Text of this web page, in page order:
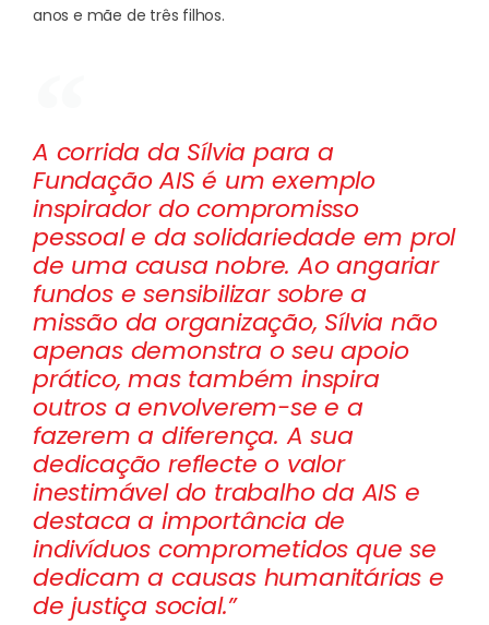
anos e mãe de três filhos.
A corrida da Sílvia para a
Fundação AIS é um exemplo
inspirador do compromisso
pessoal e da solidariedade em prol
de uma causa nobre. Ao angariar
fundos e sensibilizar sobre a
missão da organização, Sílvia não
apenas demonstra o seu apoio
prático, mas também inspira
outros a envolverem-se e a
fazerem a diferença. A sua
dedicação reflecte o valor
inestimável do trabalho da AIS e
destaca a importância de
indivíduos comprometidos que se
dedicam a causas humanitárias e
de justiça social.”